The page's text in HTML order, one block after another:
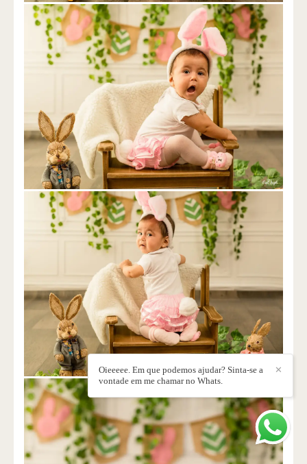
✕
Oieeeee. Em que podemos ajudar? Sinta-se a
vontade em me chamar no Whats.